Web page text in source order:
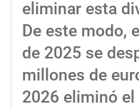
eliminar esta
De este modo,
de 2025 se
millones de
2026 eliminó